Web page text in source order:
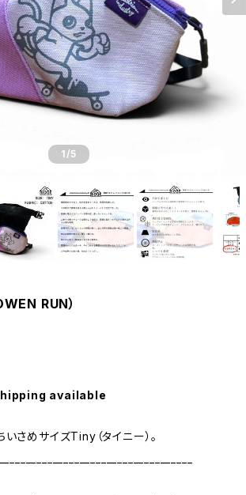
1/5
RUN）
available
いさめサイズTiny（タイニー）。